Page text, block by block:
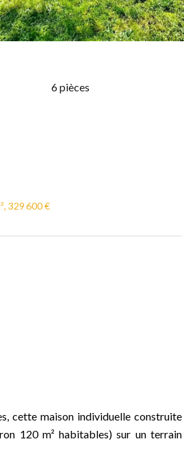
6 pièces
329 600 €
cette maison individuelle construite
120 m² habitables) sur un terrain